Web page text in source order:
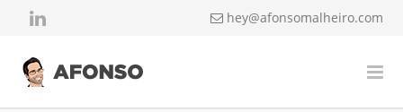
hey@afonsomalheiro.com